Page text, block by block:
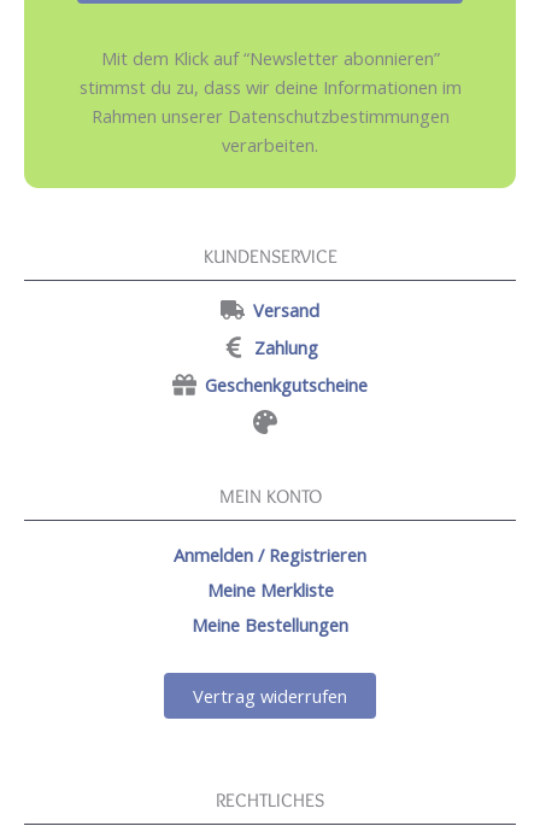
Mit dem Klick auf “Newsletter abonnieren”
stimmst du zu, dass wir deine Informationen im
Rahmen unserer Datenschutzbestimmungen
verarbeiten.
KUNDENSERVICE
Versand
Zahlung
Geschenkgutscheine
MEIN KONTO
Anmelden / Registrieren
Meine Merkliste
Meine Bestellungen
Vertrag widerrufen
RECHTLICHES